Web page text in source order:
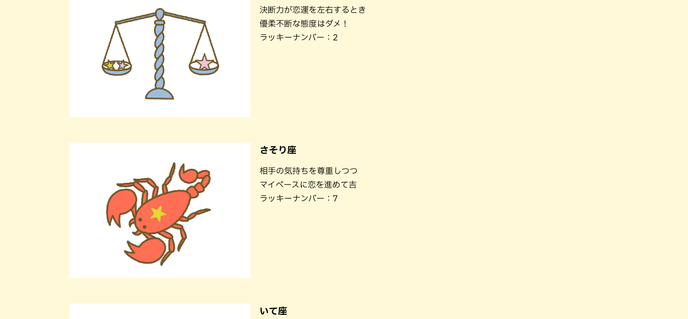
決断力が恋運を左右するとき
優柔不断な態度はダメ！
ラッキーナンバー：2
さそり座
相手の気持ちを尊重しつつ
マイペースに恋を進めて吉
ラッキーナンバー：7
いて座